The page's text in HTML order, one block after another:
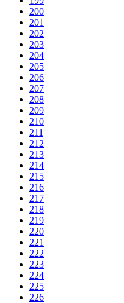
200
201
202
203
204
205
206
207
208
209
210
211
212
213
214
215
216
217
218
219
220
221
222
223
224
225
226